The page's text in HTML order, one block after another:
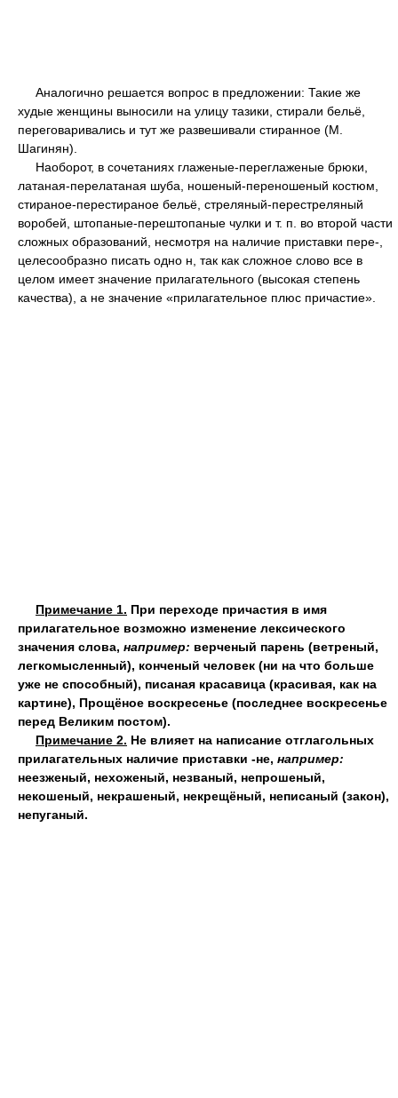
Аналогично решается вопрос в предложении: Такие же
худые женщины выносили на улицу тазики, стирали бельё,
переговаривались и тут же развешивали стиранное (М.
Шагинян).
Наоборот, в сочетаниях глаженые-переглаженые брюки,
латаная-перелатаная шуба, ношеный-переношеный костюм,
стираное-перестираное бельё, стреляный-перестреляный
воробей, штопаные-перештопаные чулки и т. п. во второй части
сложных образований, несмотря на наличие приставки пере-,
целесообразно писать одно н, так как сложное слово все в
целом имеет значение прилагательного (высокая степень
качества), а не значение «прилагательное плюс причастие».
Примечание 1. При переходе причастия в имя
прилагательное возможно изменение лексического
значения слова, например: верченый парень (ветреный,
легкомысленный), конченый человек (ни на что больше
уже не способный), писаная красавица (красивая, как на
картине), Прощёное воскресенье (последнее воскресенье
перед Великим постом).
Примечание 2. Не влияет на написание отглагольных
прилагательных наличие приставки -не, например:
неезженый, нехоженый, незваный, непрошеный,
некошеный, некрашеный, некрещёный, неписаный (закон),
непуганый.